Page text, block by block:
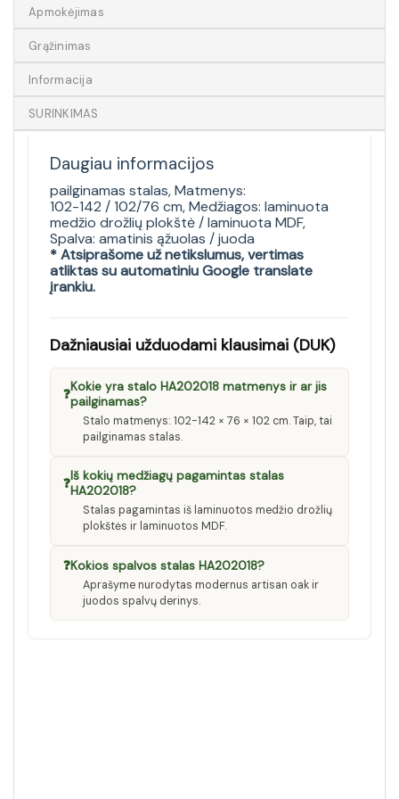
Apmokėjimas
Grąžinimas
Informacija
SURINKIMAS
Daugiau informacijos
pailginamas stalas, Matmenys:
102-142 / 102/76 cm, Medžiagos: laminuota
medžio drožlių plokštė / laminuota MDF,
Spalva: amatinis ąžuolas / juoda
* Atsiprašome už netikslumus, vertimas
atliktas su automatiniu Google translate
įrankiu.
Dažniausiai užduodami klausimai (DUK)
❓Kokie yra stalo HA202018 matmenys ir ar jis
pailginamas?
Stalo matmenys: 102-142 × 76 × 102 cm. Taip, tai
pailginamas stalas.
❓Iš kokių medžiagų pagamintas stalas
HA202018?
Stalas pagamintas iš laminuotos medžio drožlių
plokštės ir laminuotos MDF.
❓Kokios spalvos stalas HA202018?
Aprašyme nurodytas modernus artisan oak ir
juodos spalvų derinys.